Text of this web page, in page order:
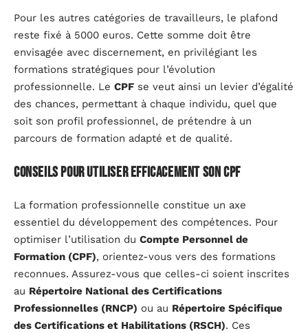
Pour les autres catégories de travailleurs, le plafond
reste fixé à 5000 euros. Cette somme doit être
envisagée avec discernement, en privilégiant les
formations stratégiques pour l’évolution
professionnelle. Le CPF se veut ainsi un levier d’égalité
des chances, permettant à chaque individu, quel que
soit son profil professionnel, de prétendre à un
parcours de formation adapté et de qualité.
Conseils pour utiliser efficacement son CPF
La formation professionnelle constitue un axe
essentiel du développement des compétences. Pour
optimiser l’utilisation du Compte Personnel de
Formation (CPF), orientez-vous vers des formations
reconnues. Assurez-vous que celles-ci soient inscrites
au Répertoire National des Certifications
Professionnelles (RNCP) ou au Répertoire Spécifique
des Certifications et Habilitations (RSCH). Ces